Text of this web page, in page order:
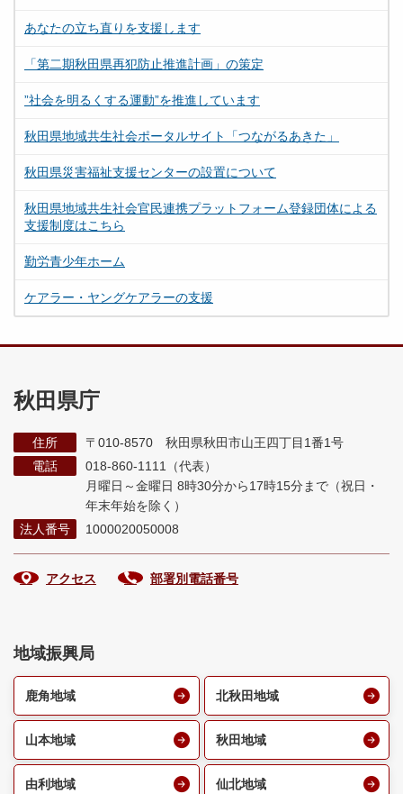
あなたの立ち直りを支援します
「第二期秋田県再犯防止推進計画」の策定
”社会を明るくする運動”を推進しています
秋田県地域共生社会ポータルサイト「つながるあきた」
秋田県災害福祉支援センターの設置について
秋田県地域共生社会官民連携プラットフォーム登録団体による
支援制度はこちら
勤労青少年ホーム
ケアラー・ヤングケアラーの支援
秋田県庁
住所
〒010-8570 秋田県秋田市山王四丁目1番1号
電話
018-860-1111（代表）
月曜日～金曜日 8時30分から17時15分まで （祝日・
年末年始を除く）
法人番号
1000020050008
アクセス 部署別電話番号
地域振興局
鹿角地域 北秋田地域
山本地域 秋田地域
由利地域 仙北地域